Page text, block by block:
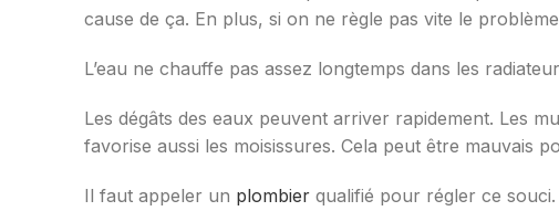
cause de ça. En plus, si on ne règle pas vite le
L’eau ne chauffe pas assez longtemps dans les
Les dégâts des eaux peuvent arriver rapidement. Les
favorise aussi les moisissures. Cela peut être mauvais
Il faut appeler un plombier qualifié pour régler ce